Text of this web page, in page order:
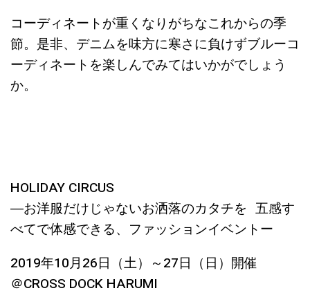
コーディネートが重くなりがちなこれからの季
節。是非、デニムを味方に寒さに負けずブルーコ
ーディネートを楽しんでみてはいかがでしょう
か。
HOLIDAY CIRCUS
―お洋服だけじゃないお洒落のカタチを 五感す
べてで体感できる、ファッションイベントー
2019年10月26日（土）～27日（日）開催
＠CROSS DOCK HARUMI